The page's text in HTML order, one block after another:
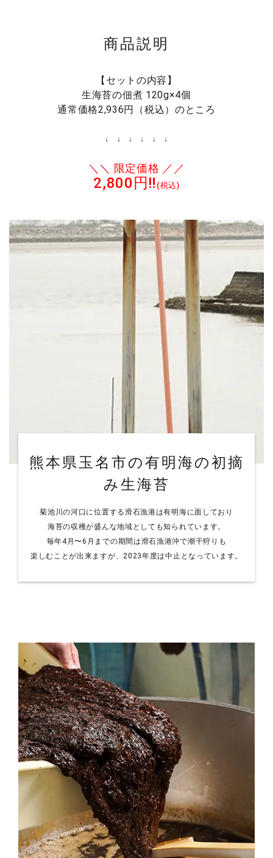
商品説明
【セットの内容】
生海苔の佃煮 120g×4個
通常価格2,936円（税込）のところ
↓ ↓ ↓ ↓ ↓ ↓
＼＼ 限定価格 ／／
2,800円‼ (税込)
熊本県玉名市の有明海の初摘
み生海苔
菊池川の河口に位置する滑石漁港は有明海に面しており
海苔の収穫が盛んな地域としても知られています。
毎年4月〜6月までの期間は滑石漁港沖で潮干狩りも
楽しむことが出来ますが、2023年度は中止となっています。